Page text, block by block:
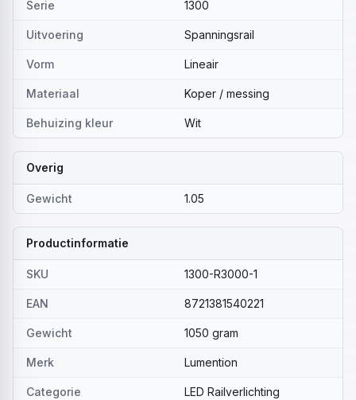
Serie 1300
Uitvoering Spanningsrail
Vorm Lineair
Materiaal Koper / messing
Behuizing kleur Wit
Overig
Gewicht 1.05
Productinformatie
SKU 1300-R3000-1
EAN 8721381540221
Gewicht 1050 gram
Merk Lumention
Categorie LED Railverlichting